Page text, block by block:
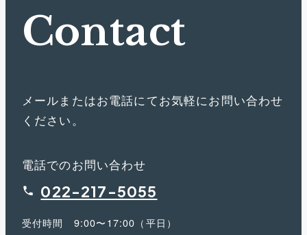
Contact
メールまたはお電話にてお気軽にお問い合わせ
ください。
電話でのお問い合わせ
022-217-5055
受付時間 9:00〜17:00（平日）